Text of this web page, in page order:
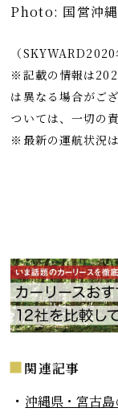
Photo: 国営沖縄
（SKYWARD2020
※記載の情報は
は異なる場合がご
ついては、一切の
※最新の運航状況
関連記事
沖縄県・宮古